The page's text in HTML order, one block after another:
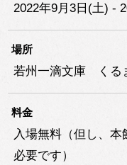
2022年9月3日(土) -
場所
若州一滴文庫 くる
料金
入場無料（但し、
必要です）